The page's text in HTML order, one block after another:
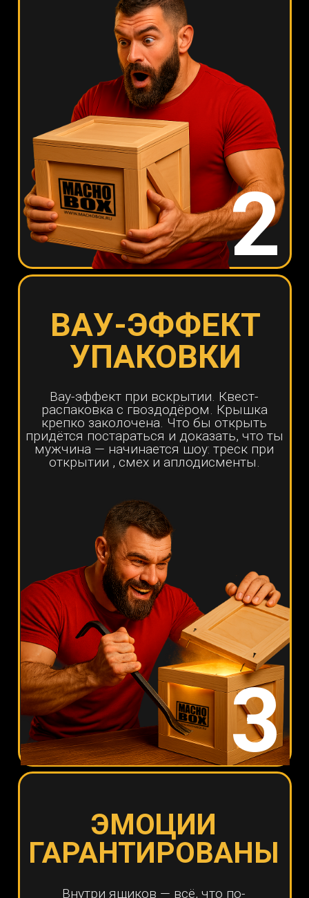
ИНТРИГА, ЧТО
ТАМ ВНУТРИ
ЭМОЦИИ
ГАРАНТИРОВАНЫ
Внутри ящиков — всё, что по-
настоящему нравится мужчинам:
тематические наборы созданные по
хобби и интересам.
хобби и увлечения
4
3